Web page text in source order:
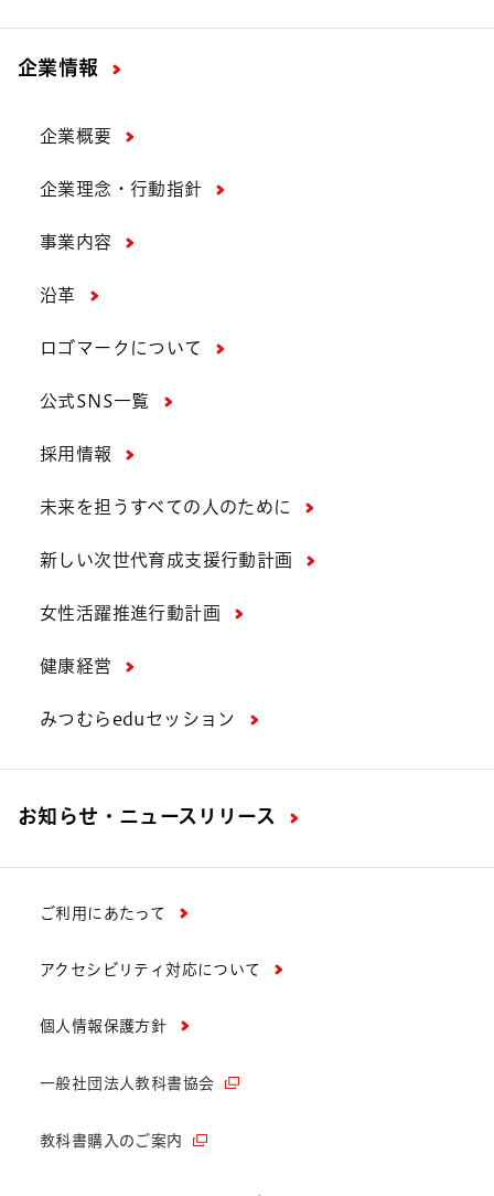
企業情報
企業概要
企業理念・行動指針
事業内容
沿革
ロゴマークについて
公式SNS一覧
採用情報
未来を担うすべての人のために
新しい次世代育成支援行動計画
女性活躍推進行動計画
健康経営
みつむらeduセッション
お知らせ・ニュースリリース
ご利用にあたって
アクセシビリティ対応について
個人情報保護方針
一般社団法人教科書協会
教科書購入のご案内